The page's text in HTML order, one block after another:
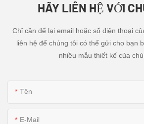
HÃY LIÊN HỆ VỚI
Chỉ cần để lại email hoặc số điện thoại
liên hệ để chúng tôi có thể gửi cho bạn
nhiều mẫu thiết kế của
Tên
E-Mail